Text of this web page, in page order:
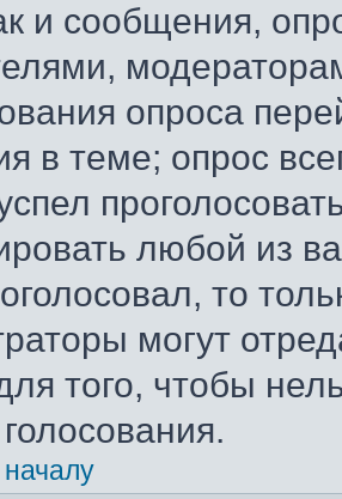
и сообщения,
опроса
в теме; опрос
любой из
то
могут
того, чтобы